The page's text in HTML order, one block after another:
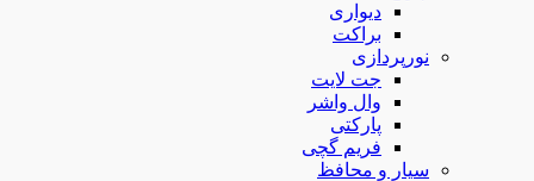
دیواری
براکت
نورپردازی
جت لایت
وال واشر
پارکتی
فریم گچی
سیار و محافظ